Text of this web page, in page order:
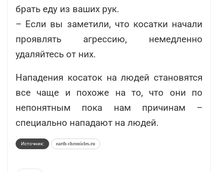
брать еду из ваших рук.
– Если вы заметили, что косатки начали
проявлять агрессию, немедленно
удаляйтесь от них.
Нападения косаток на людей становятся
все чаще и похоже на то, что они по
непонятным пока нам причинам –
специально нападают на людей.
Источник: earth-chronicles.ru